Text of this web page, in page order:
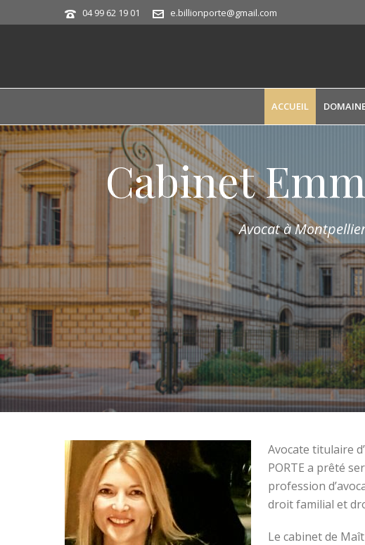
04 99 62 19 01 e.billionporte@gmail.com
ACCUEIL
Cabinet
Avocat à
Avocate titulaire
PORTE a prêté
profession
droit familial et
Le cabinet de